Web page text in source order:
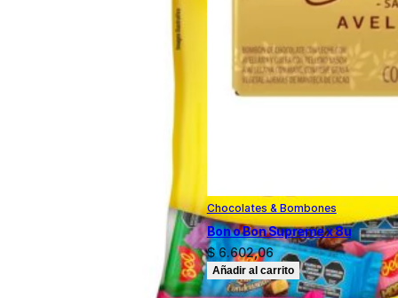
Chocolates & Bombones
Bon o Bon Supreme x 8u
$6.602,06
Añadir al carrito